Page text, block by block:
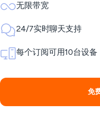
无限带宽
24/7实时聊天支持
每个订阅可用10台设备
免